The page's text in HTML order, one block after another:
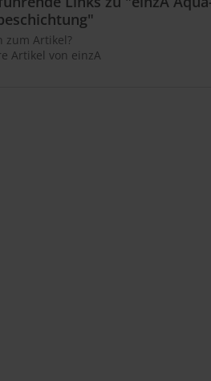
zum Artikel?
Artikel von einzA